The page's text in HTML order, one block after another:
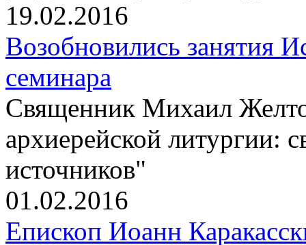
19.02.2016
Возобновились занятия
семинара
Cвященник Михаил
архиерейской литургии:
источников"
01.02.2016
Епископ Иоанн